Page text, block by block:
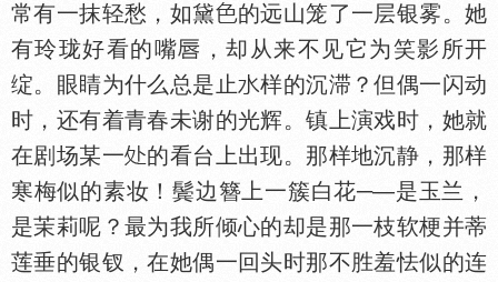
常有一抹轻愁，如黛
的远山笼了一层银雾。她
有玲珑好看的嘴
，却从来不见它为笑影所开
绽。眼睛为什么总是止
样的沉滞？但偶一闪动
时，还有着青春未谢的光辉。镇上演戏时，她就
在剧场某一
的看台上出现。那样地沉静，那样
寒梅似的素妆！鬓边簪上一簇白花─—是玉兰，
是茉莉呢？最为我所倾心的却是那一枝软梗并蒂
莲垂的银钗，在她偶一回头时那不胜羞怯似的连